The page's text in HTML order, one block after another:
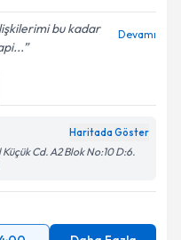
bu kadar
Devamı
Haritada Göster
Cd. A2 Blok No:10 D:6.